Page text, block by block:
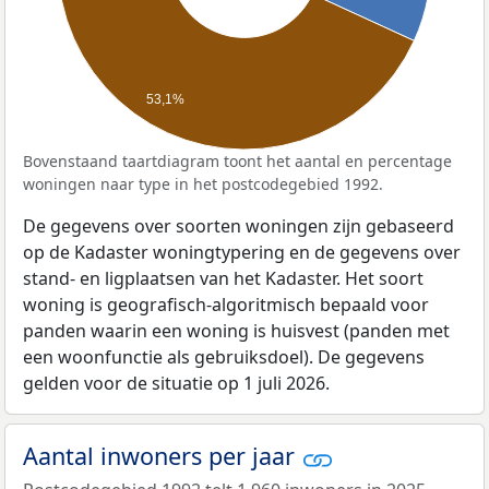
53,1%
Bovenstaand taartdiagram toont het aantal en percentage
woningen naar type in het postcodegebied 1992.
De gegevens over soorten woningen zijn gebaseerd
op de Kadaster woningtypering en de gegevens over
stand- en ligplaatsen van het Kadaster. Het soort
woning is geografisch-algoritmisch bepaald voor
panden waarin een woning is huisvest (panden met
een woonfunctie als gebruiksdoel). De gegevens
gelden voor de situatie op 1 juli 2026.
Aantal inwoners per jaar